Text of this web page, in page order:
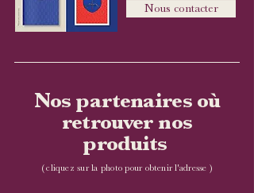
Nous contacter
Nos partenaires où
retrouver nos
produits
(cliquez sur la photo pour obtenir l'adresse )